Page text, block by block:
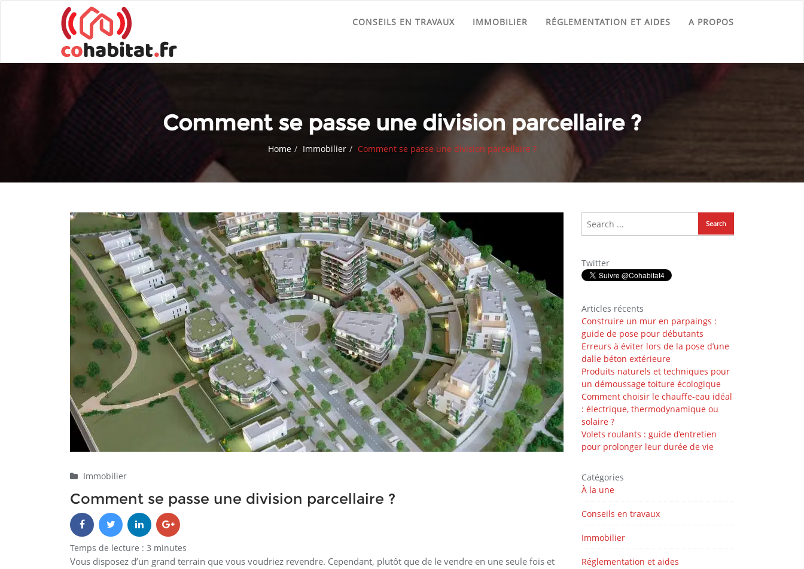
CONSEILS EN TRAVAUX IMMOBILIER RÉGLEMENTATION ET AIDES A PROPOS
Comment se passe une division parcellaire ?
Home Immobilier Comment se passe une division parcellaire ?
Immobilier
Comment se passe une division parcellaire ?
Temps de lecture : 3 minutes
Vous disposez d’un grand terrain que vous voudriez revendre. Cependant, plutôt que de le vendre en une seule fois et
Twitter
Articles récents
Construire un mur en parpaings :
guide de pose pour débutants
Erreurs à éviter lors de la pose d’une
dalle béton extérieure
Produits naturels et techniques pour
un démoussage toiture écologique
Comment choisir le chauffe-eau idéal
: électrique, thermodynamique ou
solaire ?
Volets roulants : guide d’entretien
pour prolonger leur durée de vie
Catégories
À la une
Conseils en travaux
Immobilier
Réglementation et aides